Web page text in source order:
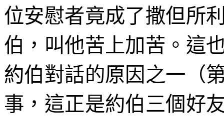
位安慰者竟成了撒但所
伯，叫他苦上加苦。這
約伯對話的原因之一（
事，這正是約伯三個好